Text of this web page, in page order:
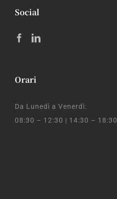
Social
Orari
Da Lunedì a Venerdì:
08:30 – 12:30 | 14:30 – 18:30